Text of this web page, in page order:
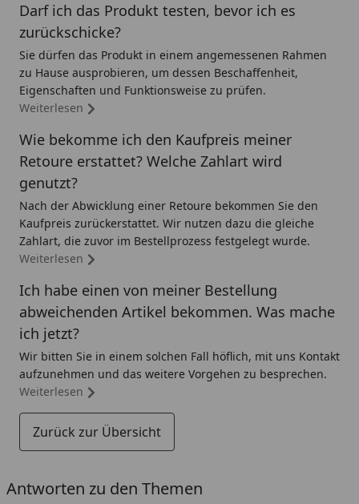
Antworten zu den Themen
Darf ich das Produkt testen, bevor ich es
zurückschicke?
Sie dürfen das Produkt in einem angemessenen Rahmen
zu Hause ausprobieren, um dessen Beschaffenheit,
Eigenschaften und Funktionsweise zu prüfen.
Weiterlesen
Wie bekomme ich den Kaufpreis meiner
Retoure erstattet? Welche Zahlart wird
genutzt?
Nach der Abwicklung einer Retoure bekommen Sie den
Kaufpreis zurückerstattet. Wir nutzen dazu die gleiche
Zahlart, die zuvor im Bestellprozess festgelegt wurde.
Weiterlesen
Ich habe einen von meiner Bestellung
abweichenden Artikel bekommen. Was mache
ich jetzt?
Wir bitten Sie in einem solchen Fall höflich, mit uns Kontakt
aufzunehmen und das weitere Vorgehen zu besprechen.
Weiterlesen
Zurück zur Übersicht